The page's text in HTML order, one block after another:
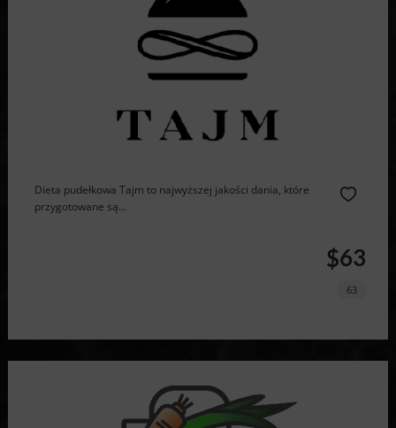
Dieta pudełkowa Tajm to najwyższej jakości dania, które
przygotowane są...
$63
63